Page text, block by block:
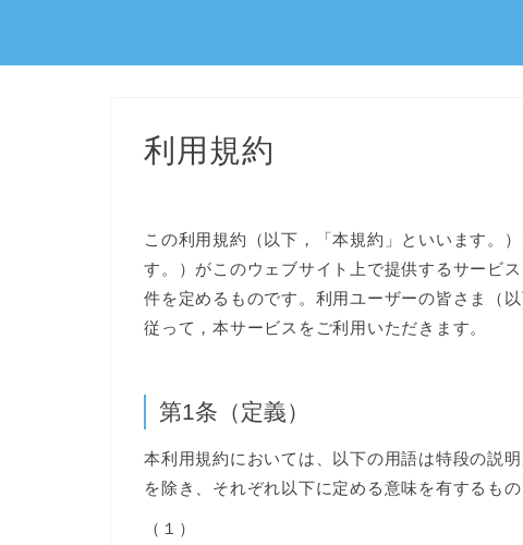
利用規約
この利用規約（以下，「本規約」といいます。
す。）がこのウェブサイト上で提供するサービ
件を定めるものです。利用ユーザーの皆さま（
従って，本サービスをご利用いただきます。
第1条（定義）
本利用規約においては、以下の用語は特段の説
を除き、それぞれ以下に定める意味を有するもの
（１）